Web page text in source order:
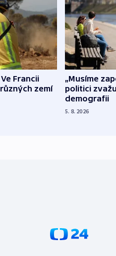
Francii
zemí
„Musíme
politici
demografii
5. 8. 2026